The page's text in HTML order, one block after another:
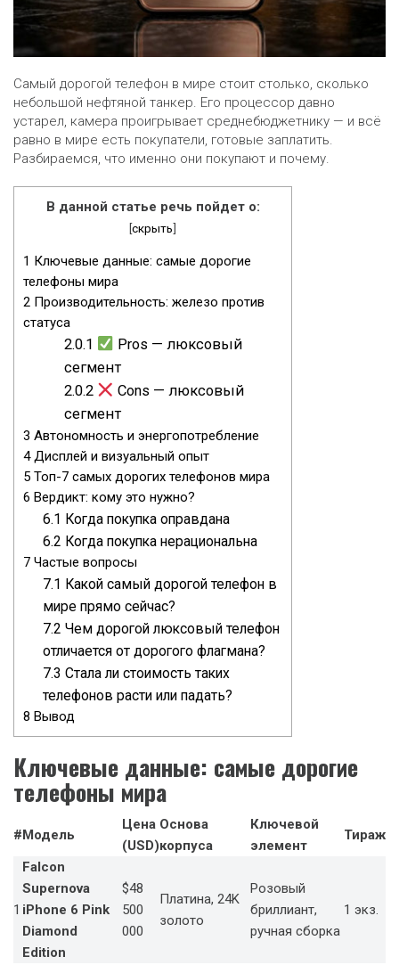
Самый дорогой телефон в мире стоит столько, сколько
небольшой нефтяной танкер. Его процессор давно
устарел, камера проигрывает среднебюджетнику — и всё
равно в мире есть покупатели, готовые заплатить.
Разбираемся, что именно они покупают и почему.
В данной статье речь пойдет о:
[скрыть]
1 Ключевые данные: самые дорогие
телефоны мира
2 Производительность: железо против
статуса
2.0.1
Pros — люксовый
сегмент
2.0.2
Cons — люксовый
сегмент
3 Автономность и энергопотребление
4Дисплей и визуальный опыт
5 Топ-7 самых дорогих телефонов мира
6 Вердикт: кому это нужно?
6.1 Когда покупка оправдана
6.2 Когда покупка нерациональна
7 Частые вопросы
7.1 Какой самый дорогой телефон в
мире прямо сейчас?
7.2 Чем дорогой люксовый телефон
отличается от дорогого флагмана?
7.3 Стала ли стоимость таких
телефонов расти или падать?
8 Вывод
Ключевые данные: самые дорогие
телефоны мира
#Модель
Цена
(USD)
Основа
корпуса
Ключевой
элемент
Тираж
1
Falcon
Supernova
iPhone 6 Pink
Diamond
Edition
$48
500
000
Платина, 24K
золото
Розовый
бриллиант,
ручная сборка
1 экз.